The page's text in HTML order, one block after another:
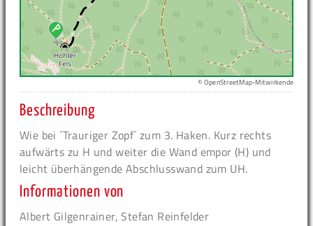
© OpenStreetMap-Mitwirkende
Beschreibung
Wie bei ´Trauriger Zopf´ zum 3. Haken. Kurz rechts
aufwärts zu H und weiter die Wand empor (H) und
leicht überhängende Abschlusswand zum UH.
Informationen von
Albert Gilgenrainer, Stefan Reinfelder